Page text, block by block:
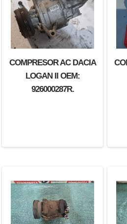
COMPRESOR AC DACIA
LOGAN II OEM:
926000287R.